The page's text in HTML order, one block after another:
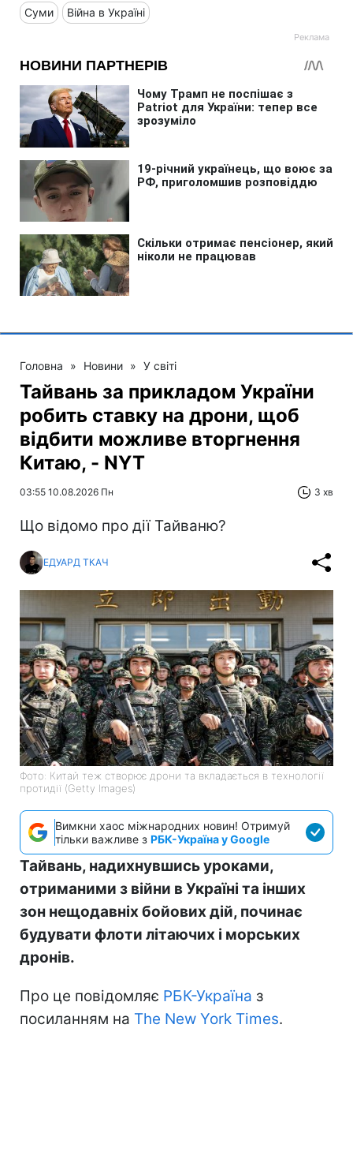
Суми Війна в Україні
Головна » Новини » У світі
Тайвань за прикладом України
робить ставку на дрони, щоб
відбити можливе вторгнення
Китаю, - NYT
03:55 10.08.2026 Пн 3 хв
Що відомо про дії Тайваню?
ЕДУАРД ТКАЧ
Фото: Китай теж створює дрони та вкладається в технології
протидії (Getty Images)
Вимкни хаос міжнародних новин! Отримуй
тільки важливе з РБК-Україна у Google
Тайвань, надихнувшись уроками,
отриманими з війни в Україні та інших
зон нещодавніх бойових дій, починає
будувати флоти літаючих і морських
дронів.
Про це повідомляє РБК-Україна з
посиланням на The New York Times.